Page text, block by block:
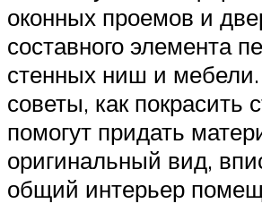
оконных проемов и
составного элемента
стенных ниш и
советы, как покрасить
помогут придать
оригинальный вид,
общий интерьер